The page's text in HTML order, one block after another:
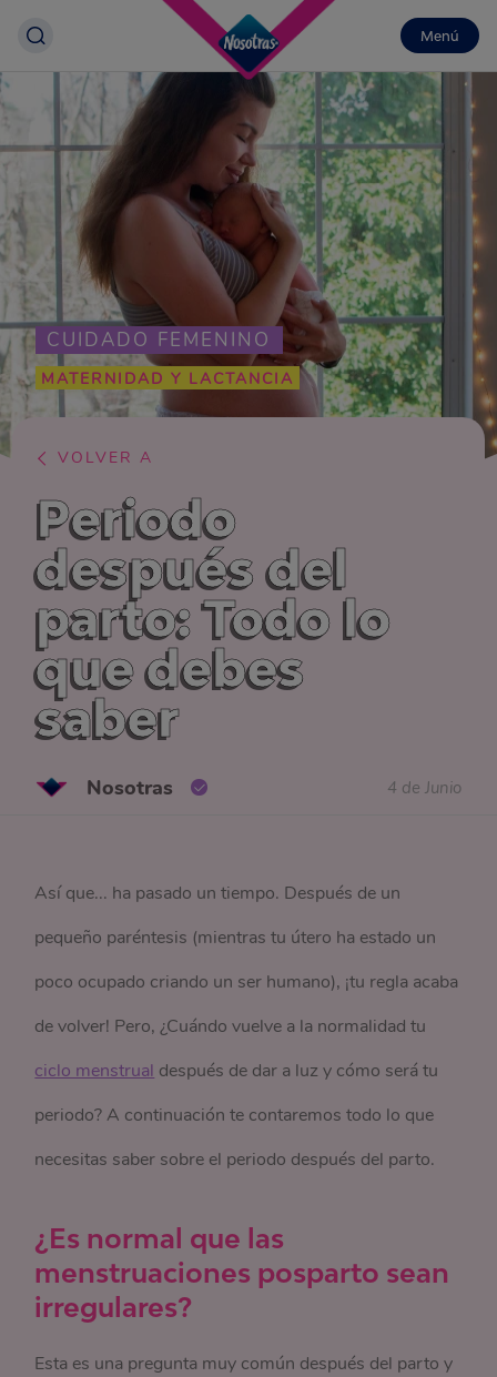
Menú
CUIDADO FEMENINO
MATERNIDAD Y LACTANCIA
VOLVER A
Periodo
después del
parto: Todo lo
que debes
saber
Nosotras 4 de Junio
Así que... ha pasado un tiempo. Después de un
pequeño paréntesis (mientras tu útero ha estado un
poco ocupado criando un ser humano), ¡tu regla acaba
de volver! Pero, ¿Cuándo vuelve a la normalidad tu
ciclo menstrual después de dar a luz y cómo será tu
periodo? A continuación te contaremos todo lo que
necesitas saber sobre el periodo después del parto.
¿Es normal que las
menstruaciones posparto sean
irregulares?
Esta es una pregunta muy común después del parto y